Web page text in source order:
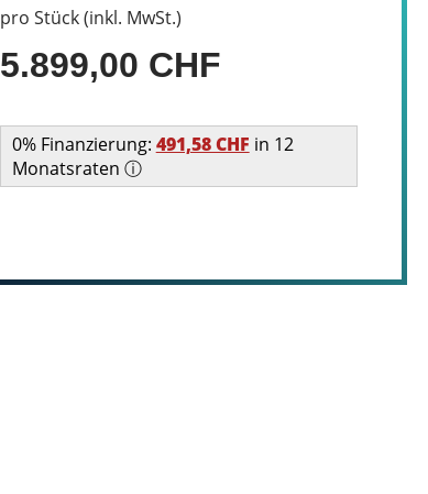
pro Stück (inkl. MwSt.)
5.899,00 CHF
0% Finanzierung: 491,58 CHF in 12
Monatsraten ⓘ